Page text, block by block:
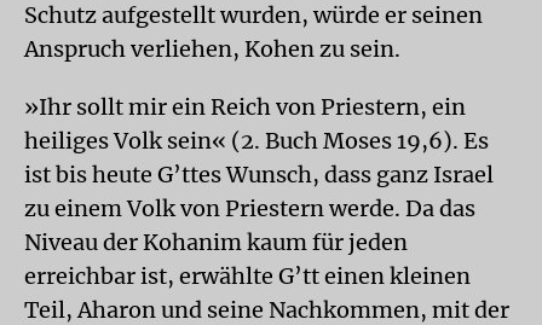
Schutz aufgestellt wurden, würde er seinen
Anspruch verliehen, Kohen zu sein.
»Ihr sollt mir ein Reich von Priestern, ein
heiliges Volk sein« (2. Buch Moses 19,6). Es
ist bis heute G’ttes Wunsch, dass ganz Israel
zu einem Volk von Priestern werde. Da das
Niveau der Kohanim kaum für jeden
erreichbar ist, erwählte G’tt einen kleinen
Teil, Aharon und seine Nachkommen, mit der